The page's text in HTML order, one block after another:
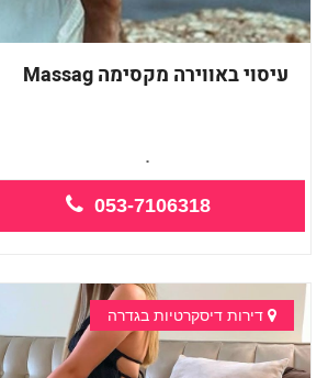
עיסוי באווירה מקסימה Massag
מעסה מקצועית -כל סוגי העיסויים
053-7106318
דירות דיסקרטיות בגדרה